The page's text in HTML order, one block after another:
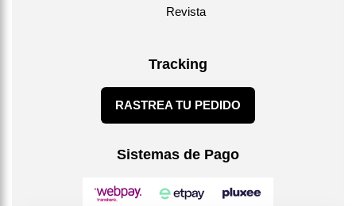
Revista
Tracking
RASTREA TU PEDIDO
Sistemas de Pago